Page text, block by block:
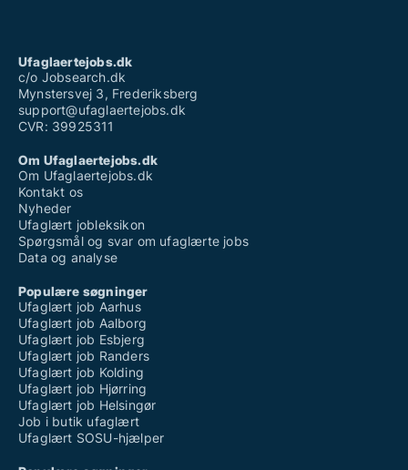
Ufaglært job tønder
Ufaglært lærervikar løn
Ufaglaertejobs.dk
c/o Jobsearch.dk
Mynstersvej 3, Frederiksberg
support@ufaglaertejobs.dk
CVR: 39925311
Om Ufaglaertejobs.dk
Om Ufaglaertejobs.dk
Kontakt os
Nyheder
Ufaglært jobleksikon
Spørgsmål og svar om ufaglærte jobs
Data og analyse
Populære søgninger
Ufaglært job Aarhus
Ufaglært job Aalborg
Ufaglært job Esbjerg
Ufaglært job Randers
Ufaglært job Kolding
Ufaglært job Hjørring
Ufaglært job Helsingør
Job i butik ufaglært
Ufaglært SOSU-hjælper